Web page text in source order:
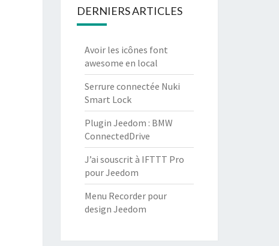
DERNIERS ARTICLES
Avoir les icônes font
awesome en local
Serrure connectée Nuki
Smart Lock
Plugin Jeedom : BMW
ConnectedDrive
J’ai souscrit à IFTTT Pro
pour Jeedom
Menu Recorder pour
design Jeedom